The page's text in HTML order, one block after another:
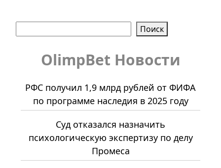
Поиск
OlimpBet Новости
РФС получил 1,9 млрд рублей от ФИФА
по программе наследия в 2025 году
Суд отказался назначить
психологическую экспертизу по делу
Промеса